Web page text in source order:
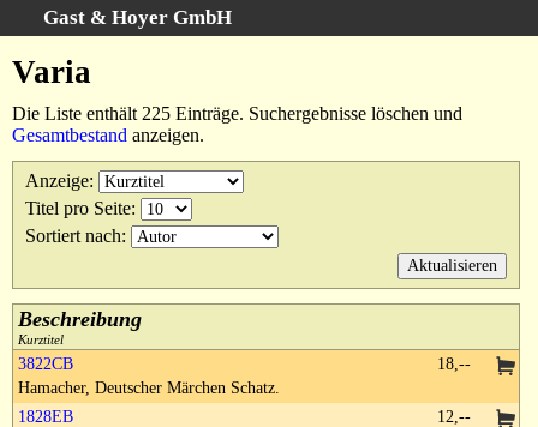
Gast & Hoyer GmbH
Erweiterte Suche
Kategorien
Schlagwörter
Suchergebnisse
AGB
Widerruf
Datenschutz
Impressum
Varia
Die Liste enthält 225 Einträge. Suchergebnisse löschen und
Gesamtbestand anzeigen.
Anzeige:
Titel pro Seite:
Sortiert nach:
Beschreibung
Kurztitel
3822CB
Hamacher, Deutscher Märchen Schatz.
18,--
1828EB
12,--